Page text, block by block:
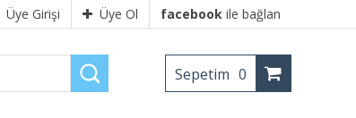
Üye Girişi Üye Ol facebook ile bağlan
Sepetim 0